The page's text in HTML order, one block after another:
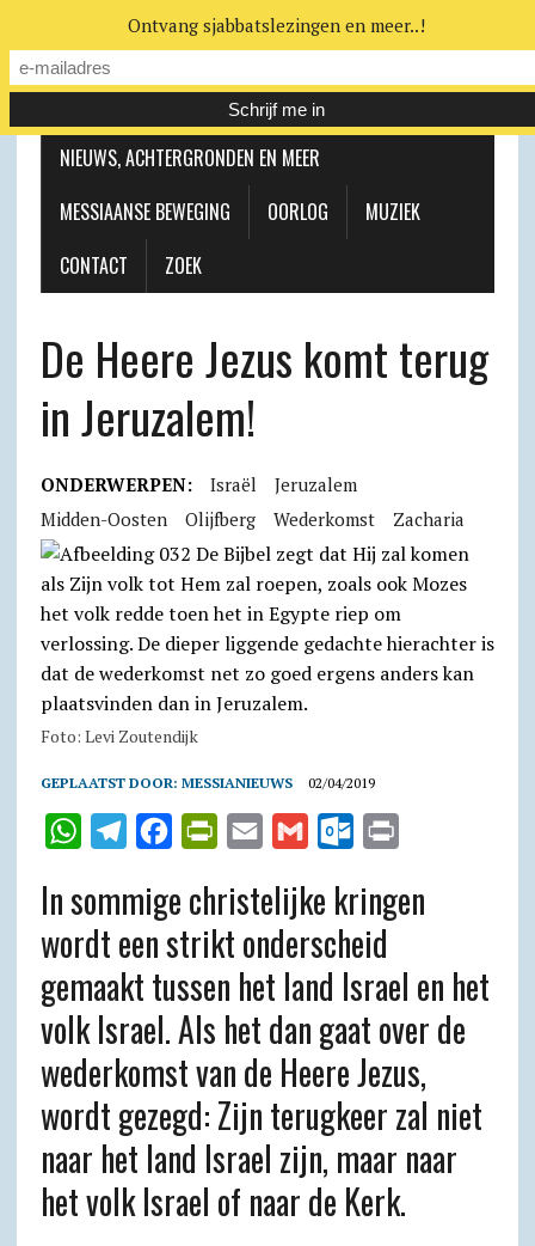
MESSIAANSE GEMEENTE
NIEUWS, ACHTERGRONDEN EN MEER
MESSIAANSE BEWEGING
OORLOG
MUZIEK
CONTACT
ZOEK
De Heere Jezus komt terug
in Jeruzalem!
ONDERWERPEN: Israël
Jeruzalem
Midden-Oosten
Olijfberg Wederkomst Zacharia
Foto: Levi Zoutendijk
GEPLAATST DOOR: MESSIANIEUWS 02/04/2019
W
a
t
s
A
p
p
T
l
e
g
a
m
c
e
b
o
k
i
n
t
F
i
e
n
d
a
i
l
a
i
l
t
l
o
k
.
c
o
m
i
t
In sommige christelijke kringen
wordt een strikt onderscheid
gemaakt tussen het land Israel en het
volk Israel. Als het dan gaat over de
wederkomst van de Heere Jezus,
wordt gezegd: Zijn terugkeer zal niet
naar het land Israel zijn, maar naar
het volk Israel of naar de Kerk.
Ontvang sjabbatslezingen en meer..!